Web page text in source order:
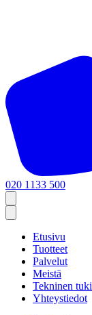
020 1133 500
Etusivu
Tuotteet
Palvelut
Meistä
Tekninen tuki
Yhteystiedot